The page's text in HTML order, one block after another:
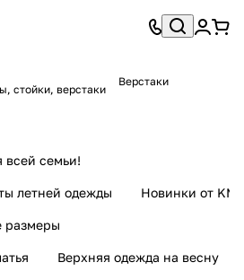
стойки, верстаки
Верстаки
всей семьи!
летней одежды Новинки от KMI
размеры
Верхняя одежда на весну